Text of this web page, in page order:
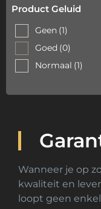
Product Geluid
Geen (1)
Goed (0)
Normaal (1)
Wanneer je op
kwaliteit en
loopt geen